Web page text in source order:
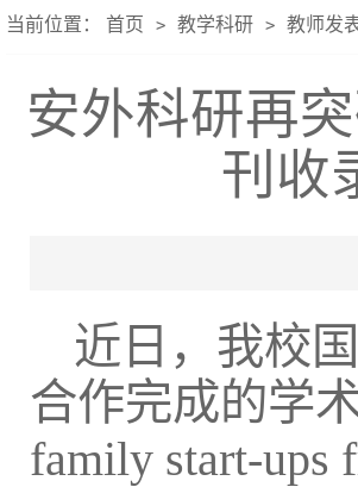
当前位置： 首页 > 教学科研 > 教师发
安外科研再
刊收
近日，我校
合作完成的学
family start-ups